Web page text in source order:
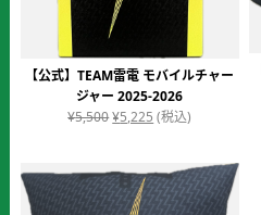
【公式】TEAM雷電 モバイルチャー
ジャー 2025-2026
¥5,500元
格
は
¥5,225 現
価
格
(税込)